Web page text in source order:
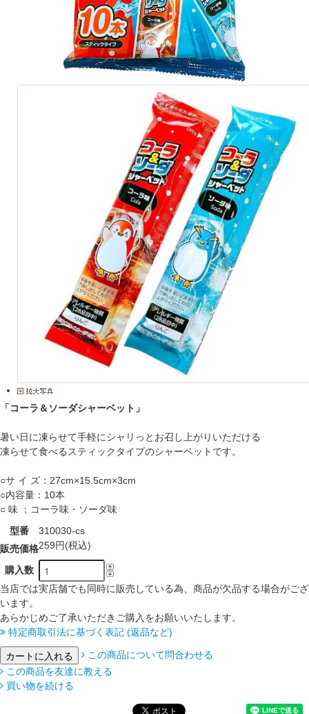
「コーラ＆ソーダシャーベット」
暑い日に凍らせて手軽にシャリっとお召し上がりいただける
凍らせて食べるスティックタイプのシャーベットです。
○サ イ ズ：27cm×15.5cm×3cm
○内容量：10本
○ 味 ：コーラ味・ソーダ味
型番
310030-cs
販売価格259円(税込)
購入数
当店では実店舗でも同時に販売している為、商品が欠品する場合がござ
います。
あらかじめご了承いただきご購入をお願いいたします。
特定商取引法に基づく表記 (返品など)
この商品について問合わせる
この商品を友達に教える
買い物を続ける